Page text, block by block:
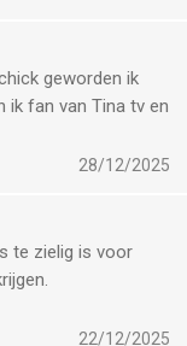
This makes
shown.. I don’t want
similar in
to play if I have
nothing because
for youtube..
change.. Thanks in
geworden ik
ik fan van Tina tv en
28/12/2025
te zielig is voor
22/12/2025